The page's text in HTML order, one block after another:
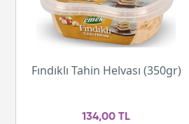
Fındıklı Tahin Helvası (350gr)
134,00 TL